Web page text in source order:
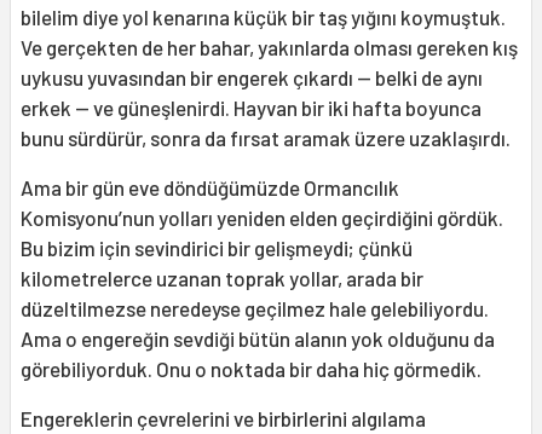
bilelim diye yol kenarına küçük bir taş yığını koymuştuk.
Ve gerçekten de her bahar, yakınlarda olması gereken kış
uykusu yuvasından bir engerek çıkardı — belki de aynı
erkek — ve güneşlenirdi. Hayvan bir iki hafta boyunca
bunu sürdürür, sonra da fırsat aramak üzere uzaklaşırdı.
Ama bir gün eve döndüğümüzde Ormancılık
Komisyonu’nun yolları yeniden elden geçirdiğini gördük.
Bu bizim için sevindirici bir gelişmeydi; çünkü
kilometrelerce uzanan toprak yollar, arada bir
düzeltilmezse neredeyse geçilmez hale gelebiliyordu.
Ama o engereğin sevdiği bütün alanın yok olduğunu da
görebiliyorduk. Onu o noktada bir daha hiç görmedik.
Engereklerin çevrelerini ve birbirlerini algılama